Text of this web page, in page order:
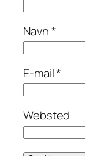
Navn*
E-mail*
Websted